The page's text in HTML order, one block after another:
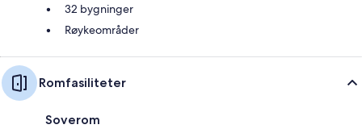
32 bygninger
Røykeområder
Romfasiliteter
Soverom